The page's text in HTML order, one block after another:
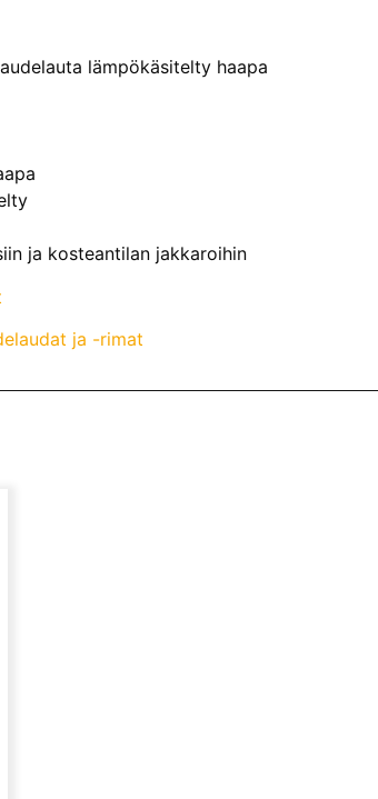
lämpökäsitelty haapa
ja kosteantilan jakkaroihin
ja -rimat